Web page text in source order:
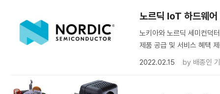
노르딕 IoT 하드웨어
노키아와 노르딕 세미컨덕
제품 공급 및 서비스 혜택
2022.02.15
by 배종인